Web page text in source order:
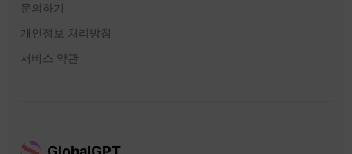
문의하기
개인정보 처리방침
서비스 약관